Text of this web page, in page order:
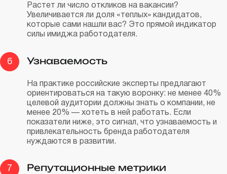
Растет ли число откликов на вакансии?
Увеличивается ли доля «теплых» кандидатов,
которые сами нашли вас? Это прямой индикатор
силы имиджа работодателя.
6 Узнаваемость
На практике российские эксперты предлагают
ориентироваться на такую воронку: не менее 40%
целевой аудитории должны знать о компании, не
менее 20% — хотеть в ней работать. Если
показатели ниже, это сигнал, что узнаваемость и
привлекательность бренда работодателя
нуждаются в развитии.
7 Репутационные метрики